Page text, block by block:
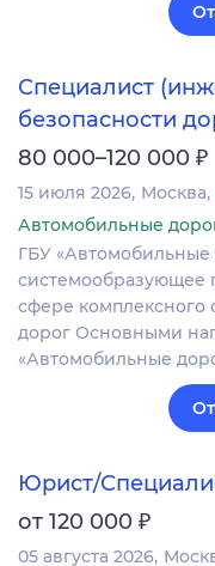
Специалист
безопасности
80 000–120 000 ₽
15 июля 2026 Москва
Автомобильные
ГБУ
системообразующее
сфере
дорог Основными
«Автомобильные
Юрист/
от 120 000 ₽
05 августа 2026